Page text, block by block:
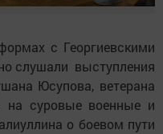
с Георгиевскими
слушали выступления
Юсупова, ветерана
на суровые военные и
о боевом пути